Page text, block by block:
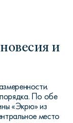
и
По обе
«Экрю» из
место